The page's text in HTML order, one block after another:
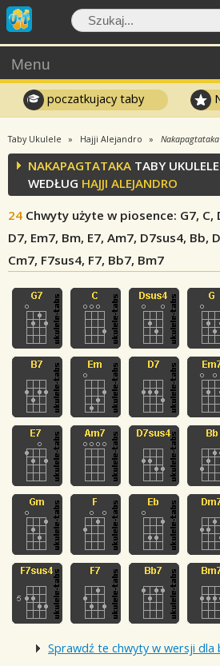
Menu
poczatkujacy taby
Taby Ukulele Hajji Alejandro Nakapagtataka
NAKAPAGTATAKA TABY UKULELE
WEDŁUG HAJJI ALEJANDRO
24 Chwyty użyte w piosence: G7, C,
D7, Em7, Bm, E7, Am7, D7sus4, Bb,
Cm7, F7sus4, F7, Bb7, Bm7
Sprawdź te chwyty w wersji dla